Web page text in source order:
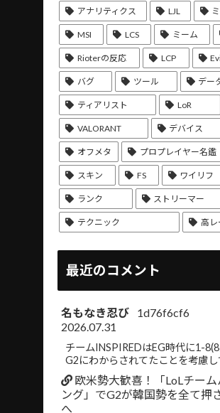
アナリティクス LJL
MSI LCS ミーム
Rioterの反応 LCP
バグ ツール デー
ティアリスト LoR
VALORANT デバイス
オフメタ プロプレイヤー名鑑
スキン FS ワイリフ
ランク ストリーマー
テクニック 高レ
最近のコメント
名もなき忍び
1d76f6cf6
2026.07.31
チームINSPIREDはEG時代に1-
G2にわからされてたことを考慮
欧米勢大歓喜！「LoLチー
ング」でG2が韓国勢を全て押
へ